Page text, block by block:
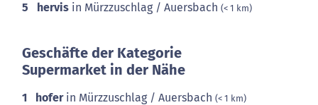
5 hervis in Mürzzuschlag / Auersbach (< 1 km)
Geschäfte der Kategorie
Supermarket in der Nähe
1 hoferin Mürzzuschlag / Auersbach (< 1 km)